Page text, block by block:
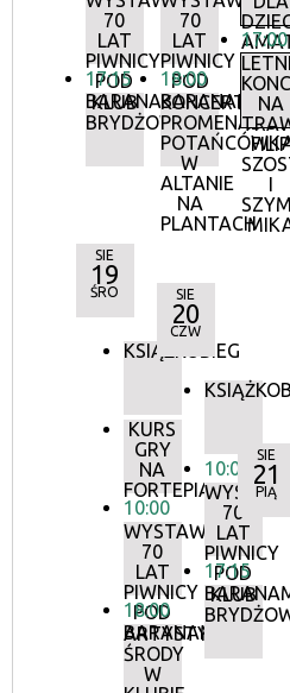
70
LAT
PIWNICY
POD
BARANAMI
17:15
KLUB
BRYDŻOWY
70
LAT
PIWNICY
POD
BARANAMI
18:00
KONCERTY
W
ALTANIE
NA
PLANTACH
17:00
NA
FILIP
I
SIE
19
ŚRO
KSIĄŻKOBIEG
KURS
GRY
NA
FORTEPIANIE
10:00
WYSTAWA:
70
LAT
PIWNICY
POD
BARANAMI
18:00
ARTYSTYCZNE
ŚRODY
W
SIE
20
CZW
10:00
70
LAT
PIWNICY
POD
17:15
KLUB
SIE
21
PIĄ